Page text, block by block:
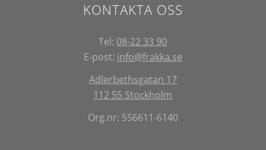
KONTAKTA OSS
Tel: 08-22 33 90
E-post: info@frakka.se
Adlerbethsgatan 17
112 55 Stockholm
Org.nr: 556611-6140